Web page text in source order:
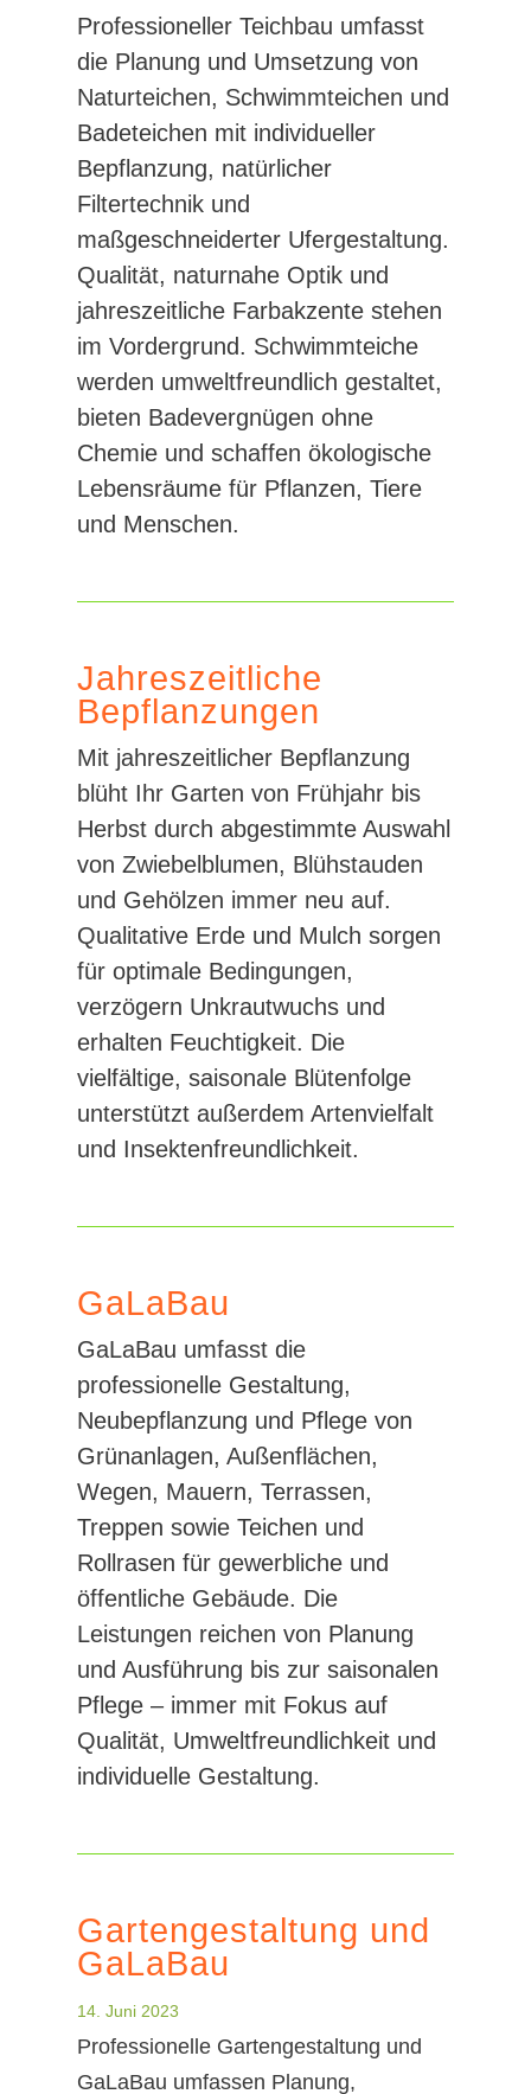
Professioneller Teichbau umfasst
die Planung und Umsetzung von
Naturteichen, Schwimmteichen und
Badeteichen mit individueller
Bepflanzung, natürlicher
Filtertechnik und
maßgeschneiderter Ufergestaltung.
Qualität, naturnahe Optik und
jahreszeitliche Farbakzente stehen
im Vordergrund. Schwimmteiche
werden umweltfreundlich gestaltet,
bieten Badevergnügen ohne
Chemie und schaffen ökologische
Lebensräume für Pflanzen, Tiere
und Menschen.
Jahreszeitliche
Bepflanzungen
Mit jahreszeitlicher Bepflanzung
blüht Ihr Garten von Frühjahr bis
Herbst durch abgestimmte Auswahl
von Zwiebelblumen, Blühstauden
und Gehölzen immer neu auf.
Qualitative Erde und Mulch sorgen
für optimale Bedingungen,
verzögern Unkrautwuchs und
erhalten Feuchtigkeit. Die
vielfältige, saisonale Blütenfolge
unterstützt außerdem Artenvielfalt
und Insektenfreundlichkeit.
GaLaBau
GaLaBau umfasst die
professionelle Gestaltung,
Neubepflanzung und Pflege von
Grünanlagen, Außenflächen,
Wegen, Mauern, Terrassen,
Treppen sowie Teichen und
Rollrasen für gewerbliche und
öffentliche Gebäude. Die
Leistungen reichen von Planung
und Ausführung bis zur saisonalen
Pflege – immer mit Fokus auf
Qualität, Umweltfreundlichkeit und
individuelle Gestaltung.​
Gartengestaltung und
GaLaBau
14. Juni 2023
Professionelle Gartengestaltung und
GaLaBau umfassen Planung,